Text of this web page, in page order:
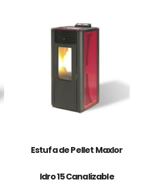
Estufa de Pellet Maxlor
Idro 15 Canalizable